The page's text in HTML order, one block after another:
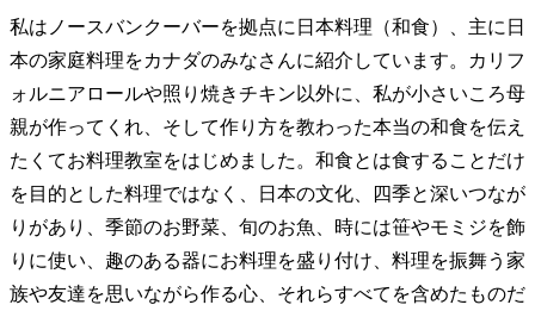
私はノースバンクーバーを拠点に日本料理（和食）、主に日
本の家庭料理をカナダのみなさんに紹介しています。カリフ
ォルニアロールや照り焼きチキン以外に、私が小さいころ母
親が作ってくれ、そして作り方を教わった本当の和食を伝え
たくてお料理教室をはじめました。和食とは食することだけ
を目的とした料理ではなく、日本の文化、四季と深いつなが
りがあり、季節のお野菜、旬のお魚、時には笹やモミジを飾
りに使い、趣のある器にお料理を盛り付け、料理を振舞う家
族や友達を思いながら作る心、それらすべてを含めたものだ